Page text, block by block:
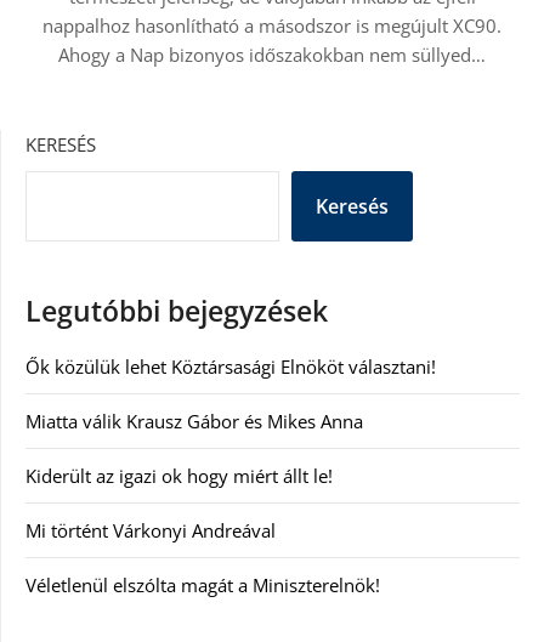
nappalhoz hasonlítható a másodszor is megújult XC90.
Ahogy a Nap bizonyos időszakokban nem süllyed…
KERESÉS
Keresés
Legutóbbi bejegyzések
Ők közülük lehet Köztársasági Elnököt választani!
Miatta válik Krausz Gábor és Mikes Anna
Kiderült az igazi ok hogy miért állt le!
Mi történt Várkonyi Andreával
Véletlenül elszólta magát a Miniszterelnök!